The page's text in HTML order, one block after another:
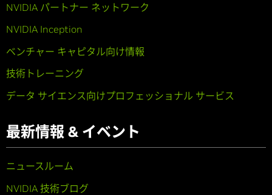
NVIDIA パートナー ネットワーク
NVIDIA Inception
ベンチャー キャピタル向け情報
技術トレーニング
データ サイエンス向けプロフェッショナル サービス
最新情報 & イベント
ニュースルーム
NVIDIA 技術ブログ